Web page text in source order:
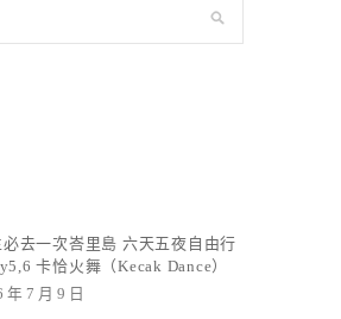
必去一次峇里島 六天五夜自由行
卡恰火舞（Kecak Dance）
年 7 月 9 日